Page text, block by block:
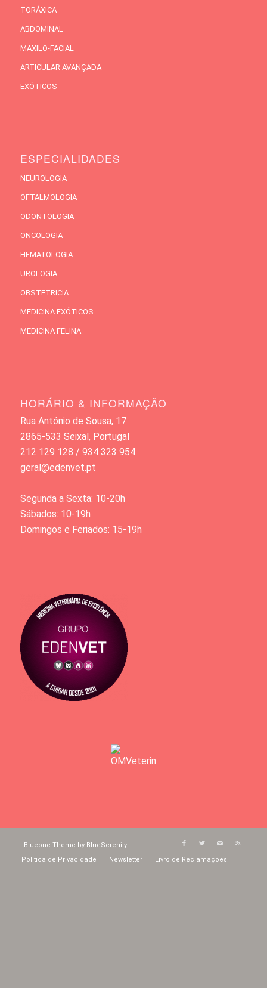
TORÁXICA
ABDOMINAL
MAXILO-FACIAL
ARTICULAR AVANÇADA
EXÓTICOS
ESPECIALIDADES
NEUROLOGIA
OFTALMOLOGIA
ODONTOLOGIA
ONCOLOGIA
HEMATOLOGIA
UROLOGIA
OBSTETRICIA
MEDICINA EXÓTICOS
MEDICINA FELINA
HORÁRIO & INFORMAÇÃO
Rua António de Sousa, 17
2865-533 Seixal, Portugal
212 129 128 / 934 323 954
geral@edenvet.pt
Segunda a Sexta: 10-20h
Sábados: 10-19h
Domingos e Feriados: 15-19h
- Blueone Theme by BlueSerenity
Política de Privacidade
Newsletter Livro de Reclamações